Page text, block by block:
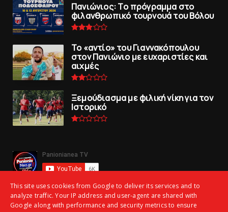
Πανιώνιoς: Tο πρόγραμμα στο
φιλανθρωπικό τουρνουά του Bόλου
To «αντίο» του Γιαννακόπουλου
στον Πανιώνιο με ευχαριστίες και
αιχμές
Ξεμούδιασμα με φιλική νίκη για τoν
Iστορικό
This site uses cookies from Google to deliver its services and to
analyze traffic. Your IP address and user-agent are shared with
Google along with performance and security metrics to ensure